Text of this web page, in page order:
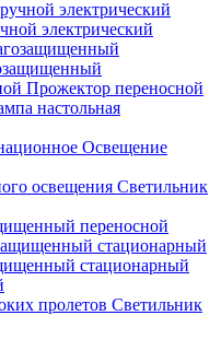
электрический
Прожектор переносной
настольная
Освещение
Светильник
переносной
стационарный
Светильник